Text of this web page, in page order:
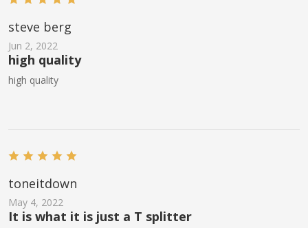
steve berg
Jun 2, 2022
high quality
high quality
toneitdown
May 4, 2022
It is what it is just a T splitter